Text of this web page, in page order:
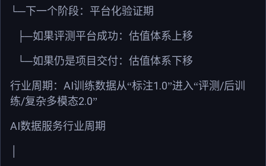
└─下一个阶段：平台化验证期
├─如果评测平台成功：估值体系上移
└─如果仍是项目交付：估值体系下移
行业周期： AI训练数据从“标注1.0”进入“评测 /后训
练/复杂多模态2.0”
AI数据服务行业周期